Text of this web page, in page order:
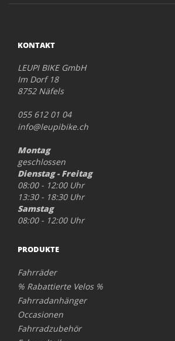
KONTAKT
LEUPI BIKE GmbH
Im Dorf 18
8752 Näfels
055 612 01 04
info@leupibike.ch
Montag
geschlossen
Dienstag - Freitag
08:00 - 12:00 Uhr
13:30 - 18:30 Uhr
Samstag
08:00 - 12:00 Uhr
PRODUKTE
Fahrräder
% Rabattierte Velos %
Fahrradanhänger
Occasionen
Fahrradzubehör